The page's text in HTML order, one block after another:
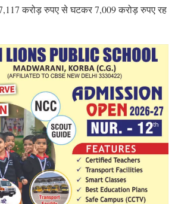
करोड़ रुपए से घटकर 7,009 करोड़ रुपए रह